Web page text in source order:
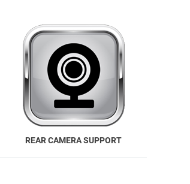
REAR CAMERA SUPPORT